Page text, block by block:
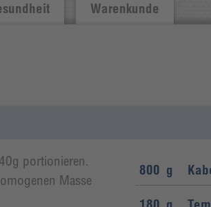
Warenkunde
800 g
portionieren.
Masse